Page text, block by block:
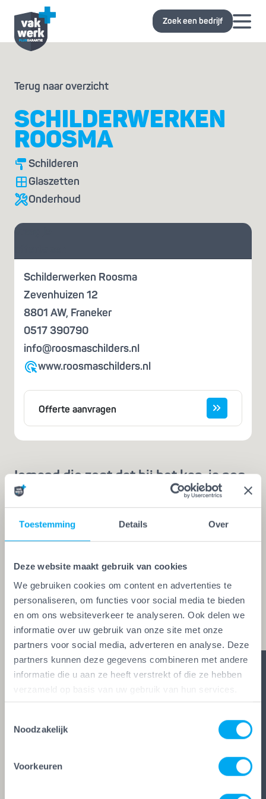
Toestemming Details Over
Deze website maakt gebruik van cookies
We gebruiken cookies om content en advertenties te
personaliseren, om functies voor social media te bieden
en om ons websiteverkeer te analyseren. Ook delen we
informatie over uw gebruik van onze site met onze
partners voor social media, adverteren en analyse. Deze
partners kunnen deze gegevens combineren met andere
informatie die u aan ze heeft verstrekt of die ze hebben
verzameld op basis van uw gebruik van hun services.
Noodzakelijk
Voorkeuren
Zoek een bedrijf
Terug naar overzicht
SCHILDERWERKEN
ROOSMA
Schilderen
Glaszetten
Onderhoud
Vraag je
Schilderwerken Roosma
Zevenhuizen 12
8801 AW, Franeker
0517 390790
info@roosmaschilders.nl
www.roosmaschilders.nl
Offerte aanvragen
Iemand die zegt dat hij het kan, is nog
geen vakman
Een echte vakman of -vrouw herken je aan de
Vakwerk Plusgarantie. Dit is hét
glaszetters en onderhoudsbedrijven. Alleen wie
aan de strengste kwaliteitseisen voldoet, mag het
keurmerk voeren. Zo ben je zeker van vakwerk,
duidelijke afspraken en zes glasheldere garanties.